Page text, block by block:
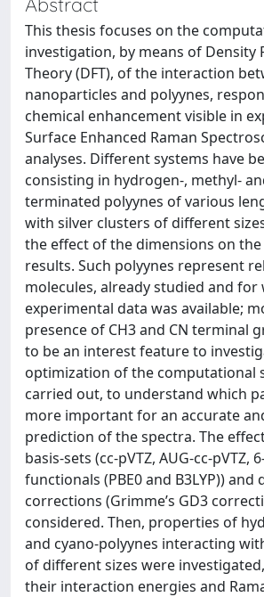
This thesis focuses on the
investigation, by means of Density
Theory (DFT), of the interaction
nanoparticles and polyynes,
chemical enhancement visible in
Surface Enhanced Raman
analyses. Different systems have
consisting in hydrogen-, methyl-
terminated polyynes of various
with silver clusters of different
the effect of the dimensions on
results. Such polyynes represent
molecules, already studied and for
experimental data was available;
presence of CH3 and CN terminal
to be an interest feature to
optimization of the computational
carried out, to understand which
more important for an accurate
prediction of the spectra. The
basis-sets (cc-pVTZ, AUG-cc-pVTZ,
functionals (PBE0 and B3LYP)) and
corrections (Grimme’s GD3
considered. Then, properties of
and cyano-polyynes interacting
of different sizes were
their interaction energies and